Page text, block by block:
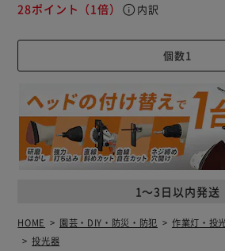
28ポイント （1倍） info 内訳
1～3日以内発送
HOME 園芸・DIY・防災・防犯 作業灯・投
投光器